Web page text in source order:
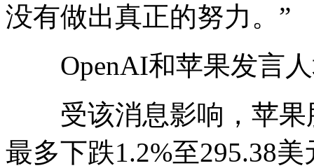
没有做出真正的努力。”
OpenAI和苹果发言人
受该消息影响，苹果
最多下跌1.2%至295.38